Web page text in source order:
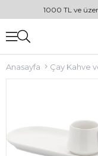
1000 TL ve
Anasayfa Çay Kahve